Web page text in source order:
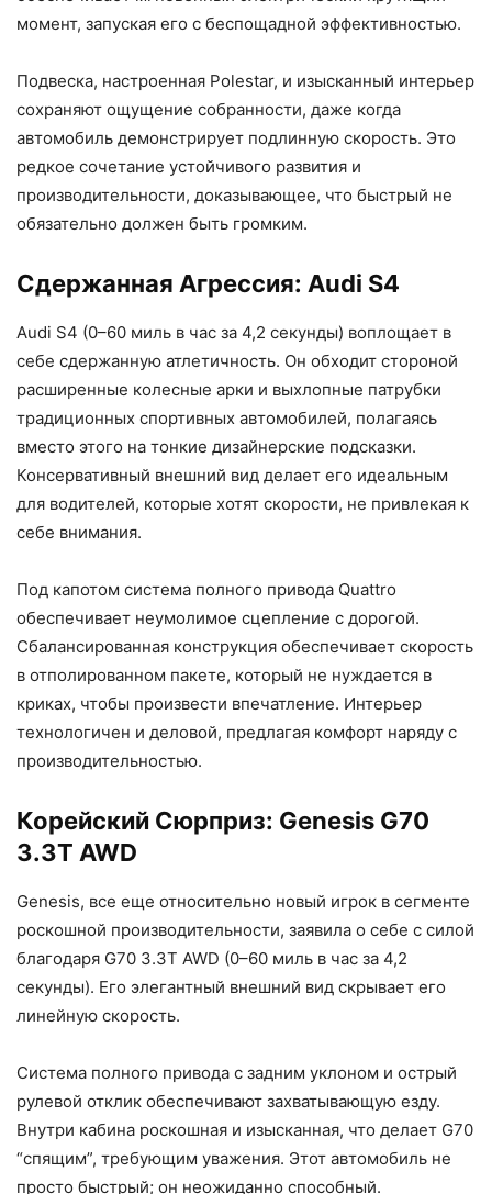
момент, запуская его с беспощадной эффективностью.
Подвеска, настроенная Polestar, и изысканный интерьер
сохраняют ощущение собранности, даже когда
автомобиль демонстрирует подлинную скорость. Это
редкое сочетание устойчивого развития и
производительности, доказывающее, что быстрый не
обязательно должен быть громким.
Сдержанная Агрессия: Audi S4
Audi S4 (0–60 миль в час за 4,2 секунды) воплощает в
себе сдержанную атлетичность. Он обходит стороной
расширенные колесные арки и выхлопные патрубки
традиционных спортивных автомобилей, полагаясь
вместо этого на тонкие дизайнерские подсказки.
Консервативный внешний вид делает его идеальным
для водителей, которые хотят скорости, не привлекая к
себе внимания.
Под капотом система полного привода Quattro
обеспечивает неумолимое сцепление с дорогой.
Сбалансированная конструкция обеспечивает скорость
в отполированном пакете, который не нуждается в
криках, чтобы произвести впечатление. Интерьер
технологичен и деловой, предлагая комфорт наряду с
производительностью.
Корейский Сюрприз: Genesis G70
3.3T AWD
Genesis, все еще относительно новый игрок в сегменте
роскошной производительности, заявила о себе с силой
благодаря G70 3.3T AWD (0–60 миль в час за 4,2
секунды). Его элегантный внешний вид скрывает его
линейную скорость.
Система полного привода с задним уклоном и острый
рулевой отклик обеспечивают захватывающую езду.
Внутри кабина роскошная и изысканная, что делает G70
“спящим”, требующим уважения. Этот автомобиль не
просто быстрый; он неожиданно способный.